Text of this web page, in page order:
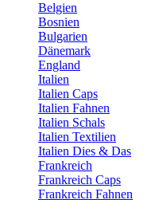
Belgien
Bosnien
Bulgarien
Dänemark
England
Italien
Italien Caps
Italien Fahnen
Italien Schals
Italien Textilien
Italien Dies & Das
Frankreich
Frankreich Caps
Frankreich Fahnen